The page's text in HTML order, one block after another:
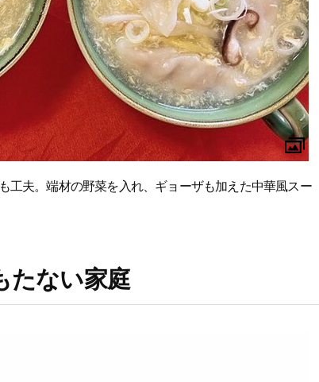
工夫。端材の野菜を入れ、ギョーザも加えた中華風スー
たない家庭